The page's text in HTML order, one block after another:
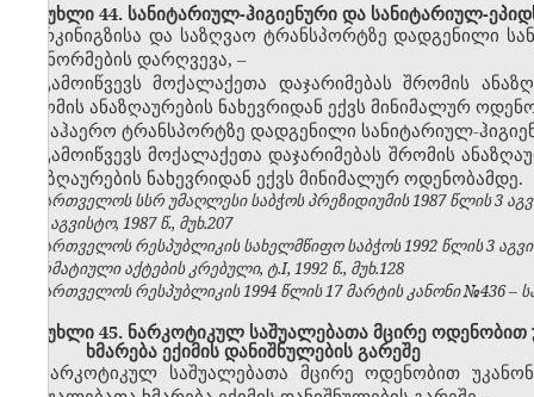
მუხლი 44. სანიტარიულ-ჰიგიენური და სანიტარიულ-
რკინიგზისა და საზღვაო ტრანსპორტზე დადგენილი
და ნორმების დარღვევა, –
გამოიწვევს მოქალაქეთა დაჯარიმებასშრომის
შრომის ანაზღაურების ნახევრიდან ექვს მინიმალურ
საჰაერო ტრანსპორტზე დადგენილი სანიტარიულ-
გამოიწვევს მოქალაქეთა დაჯარიმებას შრომის
ანაზღაურების ნახევრიდან ექვს მინიმალურ ოდენობამდე.
საქართველოს სსრ უმაღლესი საბჭოს პრეზიდიუმის 1987 წლის 3
№8, აგვისტო, 1987 წ., მუხ.207
საქართველოს რესპუბლიკის სახელმწიფო საბჭოს 1992 წლის 3
ნორმატიული აქტების კრებული, ტ.I, 1992 წ., მუხ.128
საქართველოს რესპუბლიკის 1994 წლის 17 მარტის კანონი №436 –
მუხლი 45. ნარკოტიკულ საშუალებათა მცირე ოდენობით
ხმარება ექიმის დანიშნულების გარეშე
ნარკოტიკულ საშუალებათა მცირე ოდენობით